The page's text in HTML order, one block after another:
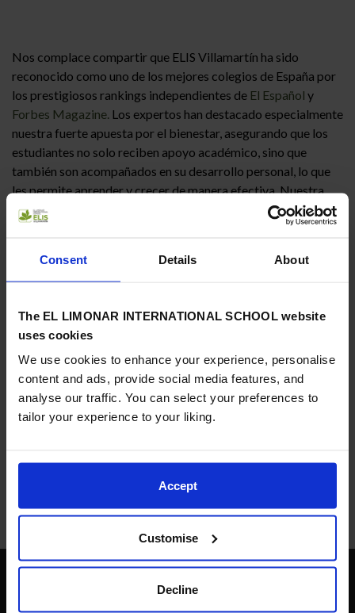
Consent Details About
The EL LIMONAR INTERNATIONAL SCHOOL website
uses cookies
We use cookies to enhance your experience, personalise
content and ads, provide social media features, and
analyse our traffic. You can select your preferences to
tailor your experience to your liking.
Accept
Customise
Decline
Nos complace compartir que ELIS Villamartín ha sido
reconocido como uno de los mejores colegios de España por
los prestigiosos rankings independientes de El Español y
Forbes Magazine. Los expertos han destacado especialmente
nuestra fuerte apuesta por el bienestar, asegurando que los
estudiantes no solo reciben apoyo académico, sino que
también son acompañados en su desarrollo personal, lo que
les permite aprender y crecer de manera efectiva. Nuestra
enseñanza multilingüe de alta calidad y nuestro compromiso
con formar ciudadanos globales, capaces de afrontar los
sido elementos clave en este reconocimiento tan prestigioso.
alumnos, familias y profesores este reconocimiento, que no es
sino un reflejo de la maravillosa labor que realizamos juntos.
Seguimos adelante con ilusión y compromiso en nuestro
camino hacia el éxito.